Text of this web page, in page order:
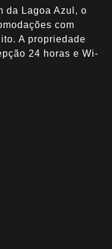
da Lagoa Azul, o
com
A propriedade
24 horas e Wi-